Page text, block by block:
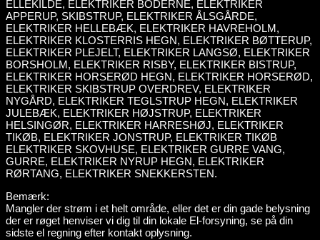
ELLEKILDE, ELEKTRIKER BODERNE, ELEKTRIKER
APPERUP, SKIBSTRUP, ELEKTRIKER ÅLSGÅRDE,
ELEKTRIKER HELLEBÆK, ELEKTRIKER HAVREHOLM,
ELEKTRIKER KLOSTERRIS HEGN, ELEKTRIKER BØTTERUP,
ELEKTRIKER PLEJELT, ELEKTRIKER LANGSØ, ELEKTRIKER
BORSHOLM, ELEKTRIKER RISBY, ELEKTRIKER BISTRUP,
ELEKTRIKER HORSERØD HEGN, ELEKTRIKER HORSERØD,
ELEKTRIKER SKIBSTRUP OVERDREV, ELEKTRIKER
NYGÅRD, ELEKTRIKER TEGLSTRUP HEGN, ELEKTRIKER
JULEBÆK, ELEKTRIKER HØJSTRUP, ELEKTRIKER
HELSINGØR, ELEKTRIKER HARRESHØJ, ELEKTRIKER
TIKØB, ELEKTRIKER JONSTRUP, ELEKTRIKER TIKØB
ELEKTRIKER SKOVHUSE, ELEKTRIKER GURRE VANG,
GURRE, ELEKTRIKER NYRUP HEGN, ELEKTRIKER
RØRTANG, ELEKTRIKER SNEKKERSTEN.
Bemærk:
Mangler der strøm i et helt område, eller det er din gade belysning
der er røget henviser vi dig til din lokale El-forsyning, se på din
sidste el regning efter kontakt oplysning.